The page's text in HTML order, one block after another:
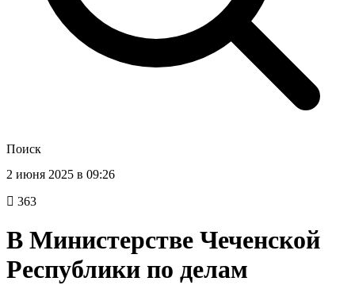
Поиск
2 июня 2025 в 09:26
363
В Министерстве Чеченской
Республики по делам